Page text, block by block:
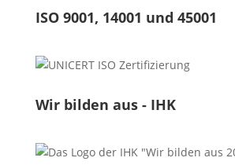
ISO 9001, 14001 und 45001
Wir bilden aus - IHK